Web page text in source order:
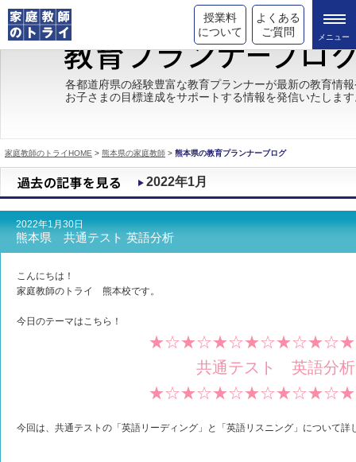
授業料
について
よくある
ご質問
トライの教育理念
成績が上がる理由
都道府県別情報
合格体験談
キャンペーン情報
各都道府県の経験豊富な教育プランナーが最新の教育情
お子さまの目標達成をサポートする情報を発信いたしま
家庭教師のトライHOME > 熊本県の家庭教師 > 熊本県の教育プランナーブログ
2022年1月
2022年1月30日
熊本県 共通テスト 英語分析
こんにちは！
家庭教師のトライ 熊本校です。
今日のテーマはこちら！
共通テスト 英語分析
今回は、共通テストの「英語リーディング」と「英語リスニング」について詳